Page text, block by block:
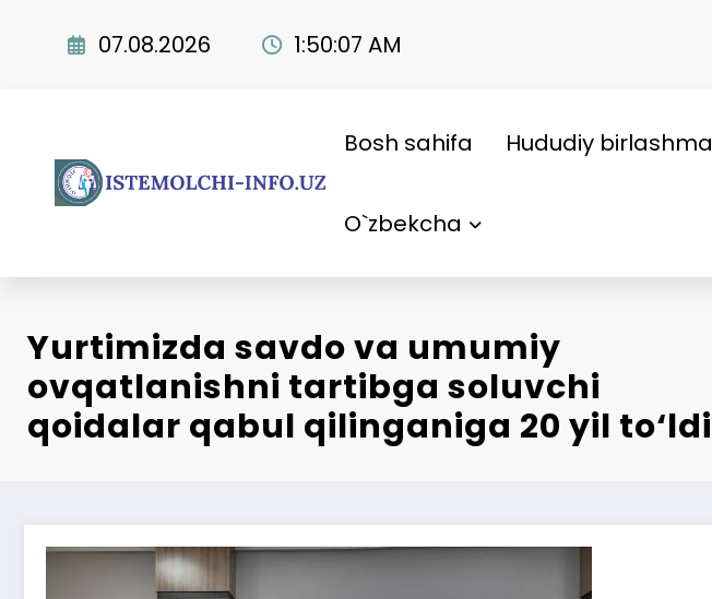
07.08.2026 1:50:08 AM
Bosh sahifa Hududiy birlashma
O`zbekcha
Yurtimizda savdo va umumiy
ovqatlanishni tartibga soluvchi
qoidalar qabul qilinganiga 20 yil to‘ldi